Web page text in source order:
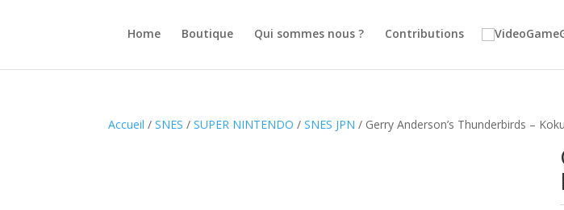
Home Boutique Qui sommes nous ? Contributions
Accueil /SNES /SUPER NINTENDO /SNES JPN / Gerry Anderson’s Thunderbirds –